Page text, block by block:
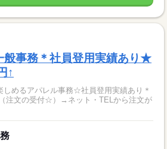
般事務＊社員登用実績あり★
↑
しめるアパレル事務☆社員登用実績あり＊